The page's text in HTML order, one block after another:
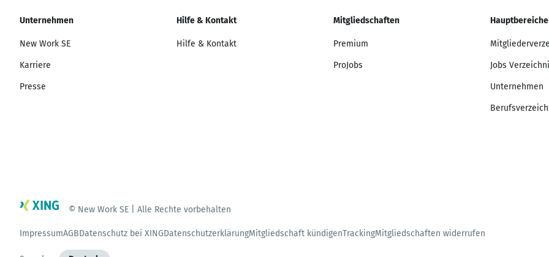
Unternehmen
New Work SE
Karriere
Presse
Hilfe & Kontakt
Hilfe & Kontakt
Mitgliedschaften
Premium
ProJobs
Hauptbereiche
Jobs
Unternehmen
© New Work SE | Alle Rechte vorbehalten
ImpressumAGBDatenschutz bei XINGDatenschutzerklärungMitgliedschaft kündigenTrackingMitgliedschaften widerrufen